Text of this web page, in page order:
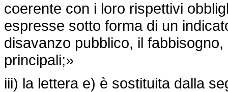
coerente con i loro rispettivi
espresse sotto forma di un
disavanzo pubblico, il
principali;»
iii) la lettera e) è sostituita dalla